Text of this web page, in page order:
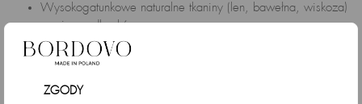
Wysokogatunkowe naturalne tkaniny (len, bawełna, wiskoza)
przyjazne dla skóry
Każdy element szyty w polskich szwalniach z dbałością o
detale
doskonałe uzupełnienie stylizacji
ZGODY